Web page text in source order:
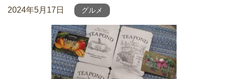
2024年5月17日 グルメ